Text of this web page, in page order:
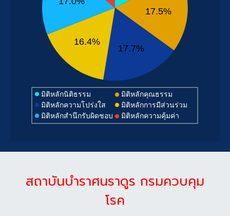
มิติหลักนิติธรรม มิติหลักคุณธรรม
มิติหลักความโปร่งใส
มิติหลักการมีส่วนร่วม
มิติหลักสำนึกรับผิดชอบ
มิติหลักความคุ้มค่า
17.5%
17.7%
16.4%
สถาบันบำราศนราดูร กรมควบคุม
โรค